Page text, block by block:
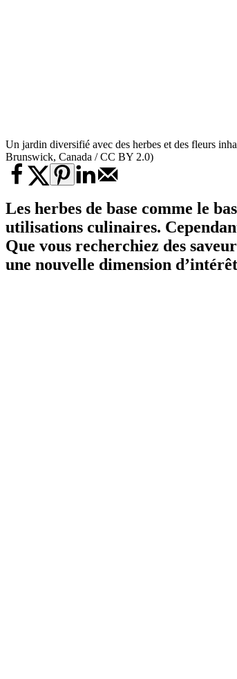
Un jardin diversifié avec des herbes et des fleurs
Brunswick, Canada / CC BY 2.0)
Les herbes de base comme le
utilisations culinaires.
Que vous recherchiez des
une nouvelle dimension